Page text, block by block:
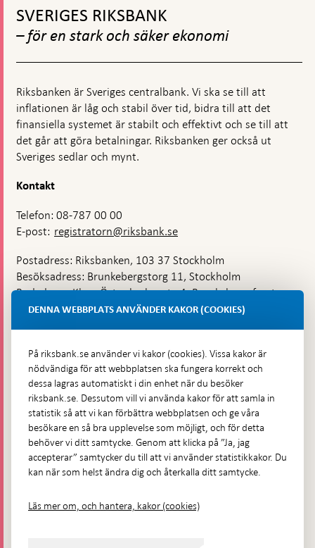
finansutskottet:
Utfrågning
om
toppnavigation
SVERIGES RIKSBANK
– för en stark och säker ekonomi
Riksbanken är Sveriges centralbank. Vi ska se till att
inflationen är låg och stabil över tid, bidra till att det
finansiella systemet är stabilt och effektivt och se till att
det går att göra betalningar. Riksbanken ger också ut
Sveriges sedlar och mynt.
Kontakt
Telefon: 08-787 00 00
E-post: registratorn@riksbank.se
Postadress: Riksbanken, 103 37 Stockholm
Besöksadress: Brunkebergstorg 11, Stockholm
Budadress: Klara Östra kyrkogata 4, Brunkebergsfaret,
Lastplats 6
Hitta direkt
Frågor och svar-
Öppnas
i
ny
flik
Till Riksbankens webbarkiv-
Öppnas
i
ny
Presskontakt
Integritetspolicy
DENNA WEBBPLATS ANVÄNDER KAKOR (COOKIES)
På riksbank.se använder vi kakor (cookies). Vissa kakor är
nödvändiga för att webbplatsen ska fungera korrekt och
dessa lagras automatiskt i din enhet när du besöker
riksbank.se. Dessutom vill vi använda kakor för att samla in
statistik så att vi kan förbättra webbplatsen och ge våra
besökare en så bra upplevelse som möjligt, och för detta
behöver vi ditt samtycke. Genom att klicka på ”Ja, jag
accepterar” samtycker du till att vi använder statistikkakor. Du
kan när som helst ändra dig och återkalla ditt samtycke.
Läs mer om, och hantera, kakor (cookies)